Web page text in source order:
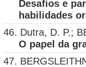
Desafios e
habilidades
46. Dutra, D. P.;
O papel da
47.